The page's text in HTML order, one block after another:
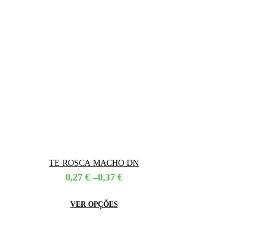
TE ROSCA MACHO DN
0,27 € –0,37 €
Price
0,27 €
through
VER OPÇÕESThis